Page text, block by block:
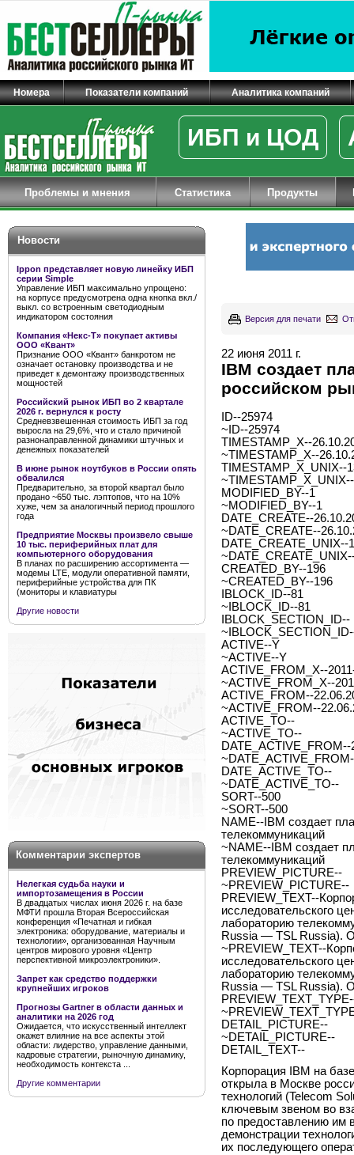
Номера Показатели компаний Аналитика компаний
ИБП и ЦОД
Проблемы и мнения Статистика Продукты
Новости
Ippon представляет новую линейку ИБП
серии Simple
Управление ИБП максимально упрощено:
на корпусе предусмотрена одна кнопка вкл./
выкл. со встроенным светодиодным
индикатором состояния
Компания «Некс-Т» покупает активы
ООО «Квант»
Признание ООО «Квант» банкротом не
означает остановку производства и не
приведет к демонтажу производственных
мощностей
Российский рынок ИБП во 2 квартале
2026 г. вернулся к росту
Средневзвешенная стоимость ИБП за год
выросла на 29,6%, что и стало причиной
разнонаправленной динамики штучных и
денежных показателей
В июне рынок ноутбуков в России опять
обвалился
Предварительно, за второй квартал было
продано ~650 тыс. лэптопов, что на 10%
хуже, чем за аналогичный период прошлого
года
Предприятие Москвы произвело свыше
10 тыс. периферийных плат для
компьютерного оборудования
В планах по расширению ассортимента —
модемы LTE, модули оперативной памяти,
периферийные устройства для ПК
(мониторы и клавиатуры
Другие новости
Комментарии экспертов
Нелегкая судьба науки и
импортозамещения в России
В двадцатых числах июня 2026 г. на базе
МФТИ прошла Вторая Всероссийская
конференция «Печатная и гибкая
электроника: оборудование, материалы и
технологии», организованная Научным
центров мирового уровня «Центр
перспективной микроэлектроники».
Запрет как средство поддержки
крупнейших игроков
Прогнозы Gartner в области данных и
аналитики на 2026 год
Ожидается, что искусственный интеллект
окажет влияние на все аспекты этой
области: лидерство, управление данными,
кадровые стратегии, рыночную динамику,
необходимость контекста ...
Другие комментарии
Версия для печати
22 июня 2011 г.
IBM создает
российском
ID--25974
~ID--25974
TIMESTAMP_X--
~TIMESTAMP_X--
TIMESTAMP_X_UNIX--
MODIFIED_BY--1
~MODIFIED_BY--1
DATE_CREATE--
~DATE_CREATE--
DATE_CREATE_UNIX--
CREATED_BY--196
~CREATED_BY--196
IBLOCK_ID--81
~IBLOCK_ID--81
IBLOCK_SECTION_ID--
ACTIVE--Y
~ACTIVE--Y
ACTIVE_FROM_X--
~ACTIVE_FROM_X--
ACTIVE_FROM--
~ACTIVE_FROM--
ACTIVE_TO--
~ACTIVE_TO--
DATE_ACTIVE_FROM--
DATE_ACTIVE_TO--
~DATE_ACTIVE_TO--
SORT--500
~SORT--500
NAME--IBM создает
телекоммуникаций
~NAME--IBM создает
телекоммуникаций
PREVIEW_PICTURE--
~PREVIEW_PICTURE--
PREVIEW_TEXT--
исследовательского
лабораторию
Russia — TSL Russia).
~PREVIEW_TEXT--
исследовательского
лабораторию
Russia — TSL Russia).
DETAIL_PICTURE--
~DETAIL_PICTURE--
DETAIL_TEXT--
Корпорация IBM на
открыла в Москве
технологий (Telecom
ключевым звеном во
по предоставлению им
демонстрации
их последующего